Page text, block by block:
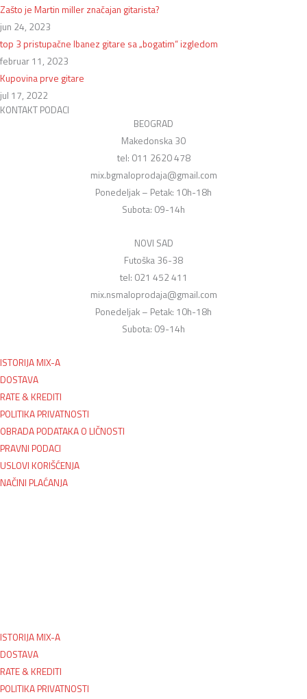
Zašto je Martin miller značajan gitarista?
jun 24, 2023
top 3 pristupačne Ibanez gitare sa „bogatim“ izgledom
februar 11, 2023
Kupovina prve gitare
jul 17, 2022
KONTAKT PODACI
BEOGRAD
Makedonska 30
tel: 011 2620 478
mix.bgmaloprodaja@gmail.com
Ponedeljak – Petak: 10h-18h
Subota: 09-14h
NOVI SAD
Futoška 36-38
tel: 021 452 411
mix.nsmaloprodaja@gmail.com
Ponedeljak – Petak: 10h-18h
Subota: 09-14h
ISTORIJA MIX-A
DOSTAVA
RATE & KREDITI
POLITIKA PRIVATNOSTI
OBRADA PODATAKA O LIČNOSTI
PRAVNI PODACI
USLOVI KORIŠĆENJA
NAČINI PLAĆANJA
ISTORIJA MIX-A
DOSTAVA
RATE & KREDITI
POLITIKA PRIVATNOSTI